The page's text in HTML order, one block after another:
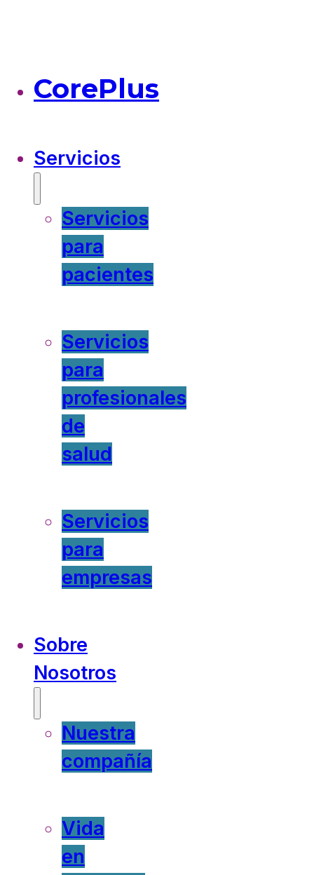
CorePlus
Servicios
Servicios
para
pacientes
Servicios
para
profesionales
de
salud
Servicios
para
empresas
Sobre
Nosotros
Nuestra
compañía
Vida
en